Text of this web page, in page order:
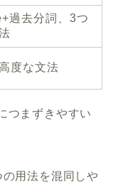
過去分詞、3つ
度な文法
つまずきやすい
用法を混同しや